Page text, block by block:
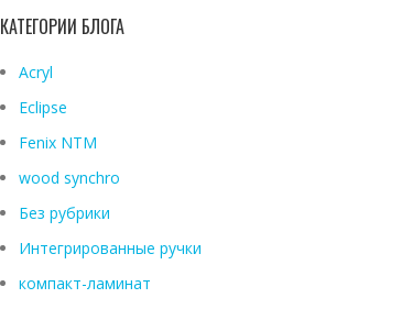
КАТЕГОРИИ БЛОГА
Acryl
Eclipse
Fenix ​​NTM
wood synchro
Без рубрики
Интегрированные ручки
компакт-ламинат